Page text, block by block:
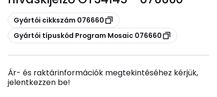
Másolás
Gyártói cikkszám 076660
Másolás
Gyártói típuskód Program Mosaic 076660
Ár- és raktárinformációk megtekintéséhez kérjük,
jelentkezzen be!